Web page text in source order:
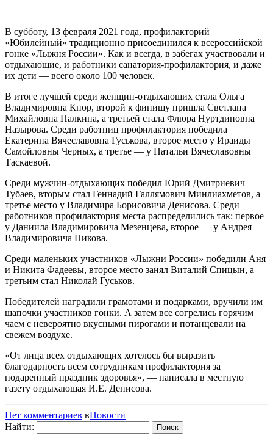
В субботу, 13 февраля 2021 года, профилакторий
«Юбилейный» традиционно присоединился к всероссийской
гонке «Лыжня России». Как и всегда, в забегах участвовали и
отдыхающие, и работники санатория-профилактория, и даже
их дети — всего около 100 человек.
В итоге лучшей среди женщин-отдыхающих стала Ольга
Владимировна Кнор, второй к финишу пришла Светлана
Михайловна Палкина, а третьей стала Флюра Нуртдиновна
Назырова. Среди работниц профилактория победила
Екатерина Вячеславовна Гуськова, второе место у Ираиды
Самойловны Черных, а третье — у Натальи Вячеславовны
Таскаевой.
Среди мужчин-отдыхающих победил Юрий Дмитриевич
Тубаев, вторым стал Геннадий Галлямович Минлиахметов, а
третье место у Владимира Борисовича Денисова. Среди
работников профилактория места распределились так: первое
у Даниила Владимировича Мезенцева, второе — у Андрея
Владимировича Пикова.
Среди маленьких участников «Лыжни России» победили Аня
и Никита Фадеевы, второе место занял Виталий Спицын, а
третьим стал Николай Гуськов.
Победителей наградили грамотами и подарками, вручили им
шапочки участников гонки. А затем все согрелись горячим
чаем с невероятно вкусными пирогами и потанцевали на
свежем воздухе.
«От лица всех отдыхающих хотелось бы выразить
благодарность всем сотрудникам профилактория за
подаренный праздник здоровья», — написала в местную
газету отдыхающая И.Е. Денисова.
Нет комментариев вНовости
Найти: